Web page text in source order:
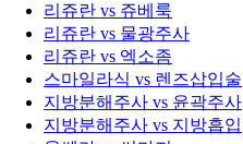
리쥬란 vs 쥬베룩
리쥬란 vs 물광주사
리쥬란 vs 엑소좀
스마일라식 vs 렌즈삽입술
지방분해주사 vs 윤곽주사
지방분해주사 vs 지방흡입